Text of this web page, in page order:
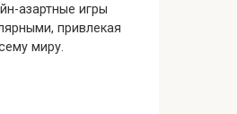
азартные игры
привлекая
миру.